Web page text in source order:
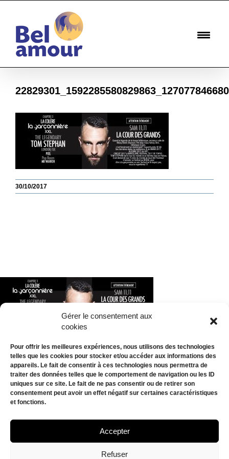
Gérer le consentement aux
cookies
Pour offrir les meilleures expériences, nous utilisons des technologies
telles que les cookies pour stocker et/ou accéder aux informations des
appareils. Le fait de consentir à ces technologies nous permettra de
traiter des données telles que le comportement de navigation ou les ID
uniques sur ce site. Le fait de ne pas consentir ou de retirer son
consentement peut avoir un effet négatif sur certaines caractéristiques
et fonctions.
Accepter
Refuser
contenu
30/10/2017
BILLETTERIE
CONTACT